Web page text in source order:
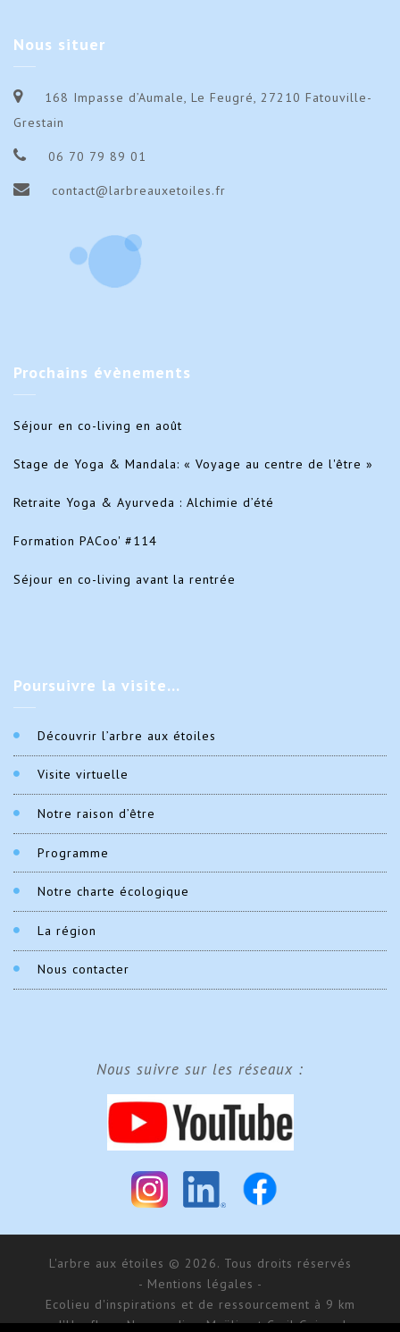
Nous situer
168 Impasse d’Aumale, Le Feugré, 27210 Fatouville-
Grestain
06 70 79 89 01
contact@larbreauxetoiles.fr
Prochains évènements
Séjour en co-living en août
Stage de Yoga & Mandala: « Voyage au centre de l'être »
Retraite Yoga & Ayurveda : Alchimie d’été
Formation PACoo' #114
Séjour en co-living avant la rentrée
Poursuivre la visite…
Découvrir l’arbre aux étoiles
Visite virtuelle
Notre raison d’être
Programme
Notre charte écologique
La région
Nous contacter
Nous suivre sur les réseaux :
L'arbre aux étoiles © 2026. Tous droits réservés
- Mentions légales -
Ecolieu d'inspirations et de ressourcement à 9 km
d'Honfleur, Normandie - Maÿlis et Cyril Guiraud